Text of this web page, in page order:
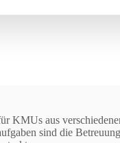
KMUs aus
sind die